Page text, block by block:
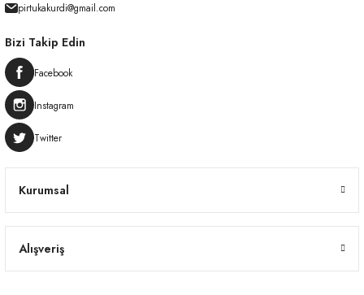
pirtukakurdi@gmail.com
Kurumsal
Alışveriş
Bizi Takip Edin
Facebook
Instagram
Twitter